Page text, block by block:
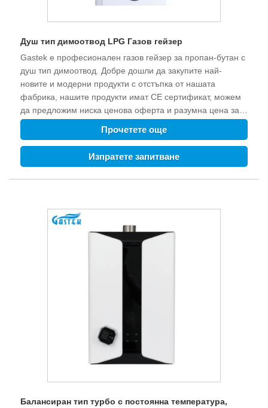
Душ тип димоотвод LPG Газов гейзер
Gastek е професионален газов гейзер за пропан-бутан с
душ тип димоотвод. Добре дошли да закупите най-
новите и модерни продукти с отстъпка от нашата
фабрика, нашите продукти имат CE сертификат, можем
да предложим ниска ценова оферта и разумна цена за
вас.
Прочетете още
Изпратете запитване
Балансиран тип турбо с постоянна температура,